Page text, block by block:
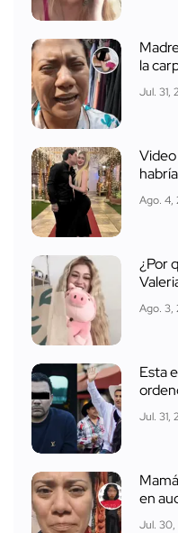
la
Jul. 31,
Ago. 4,
¿Por
Ago. 3,
Esta
Jul. 31,
en
Jul.